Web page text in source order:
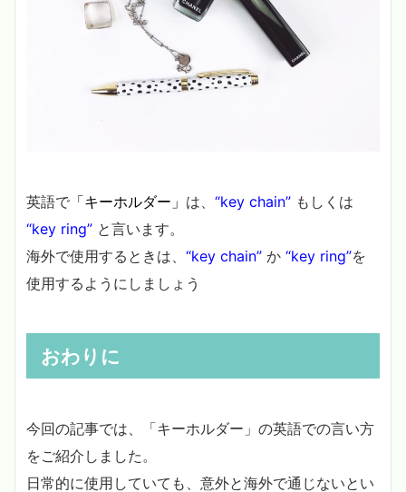
英語で 「キーホルダー」 は、 “key chain” もしくは
“key ring” と言います。
海外で使用するときは、 “key chain” か “key ring”を
使用するようにしましょう
おわりに
今回の記事では、「キーホルダー」の英語での言い方
をご紹介しました。
日常的に使用していても、意外と海外で通じないとい